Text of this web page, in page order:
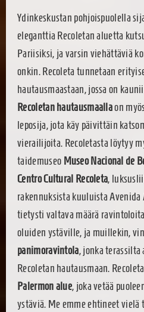
Ydinkeskustan pohjoispuolella
eleganttia Recoletan aluetta
Pariisiksi, ja varsin viehättäviä
onkin. Recoleta tunnetaan
hautausmaastaan, jossa on
Recoletan hautausmaallaon
leposija, jota käy päivittäin
vierailijoita. Recoletasta löytyy
taidemuseo Museo Nacional de
Centro Cultural Recoleta,
rakennuksista kuuluista Avenida
tietysti valtava määrä
oluiden ystäville, ja muillekin,
panimoravintola, jonka terassilta
Recoletan hautausmaan.
Palermon alue, joka vetää
ystäviä. Me emme ehtineet